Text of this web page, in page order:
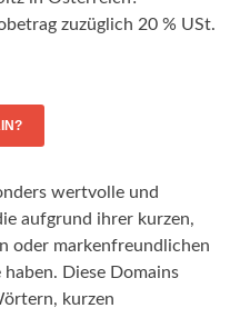
zuzüglich 20 % USt.
wertvolle und
aufgrund ihrer kurzen,
oder markenfreundlichen
Diese Domains
kurzen